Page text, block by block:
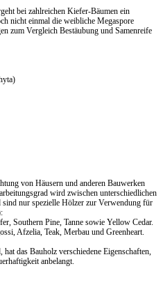
bei zahlreichen Kiefer-Bäumen ein
nicht einmal die weibliche Megaspore
zum Vergleich Bestäubung und Samenreife
von Häusern und anderen Bauwerken
wird zwischen unterschiedlichen
nur spezielle Hölzer zur Verwendung für
Southern Pine, Tanne sowie Yellow Cedar.
Afzelia, Teak, Merbau und Greenheart.
das Bauholz verschiedene Eigenschaften,
anbelangt.